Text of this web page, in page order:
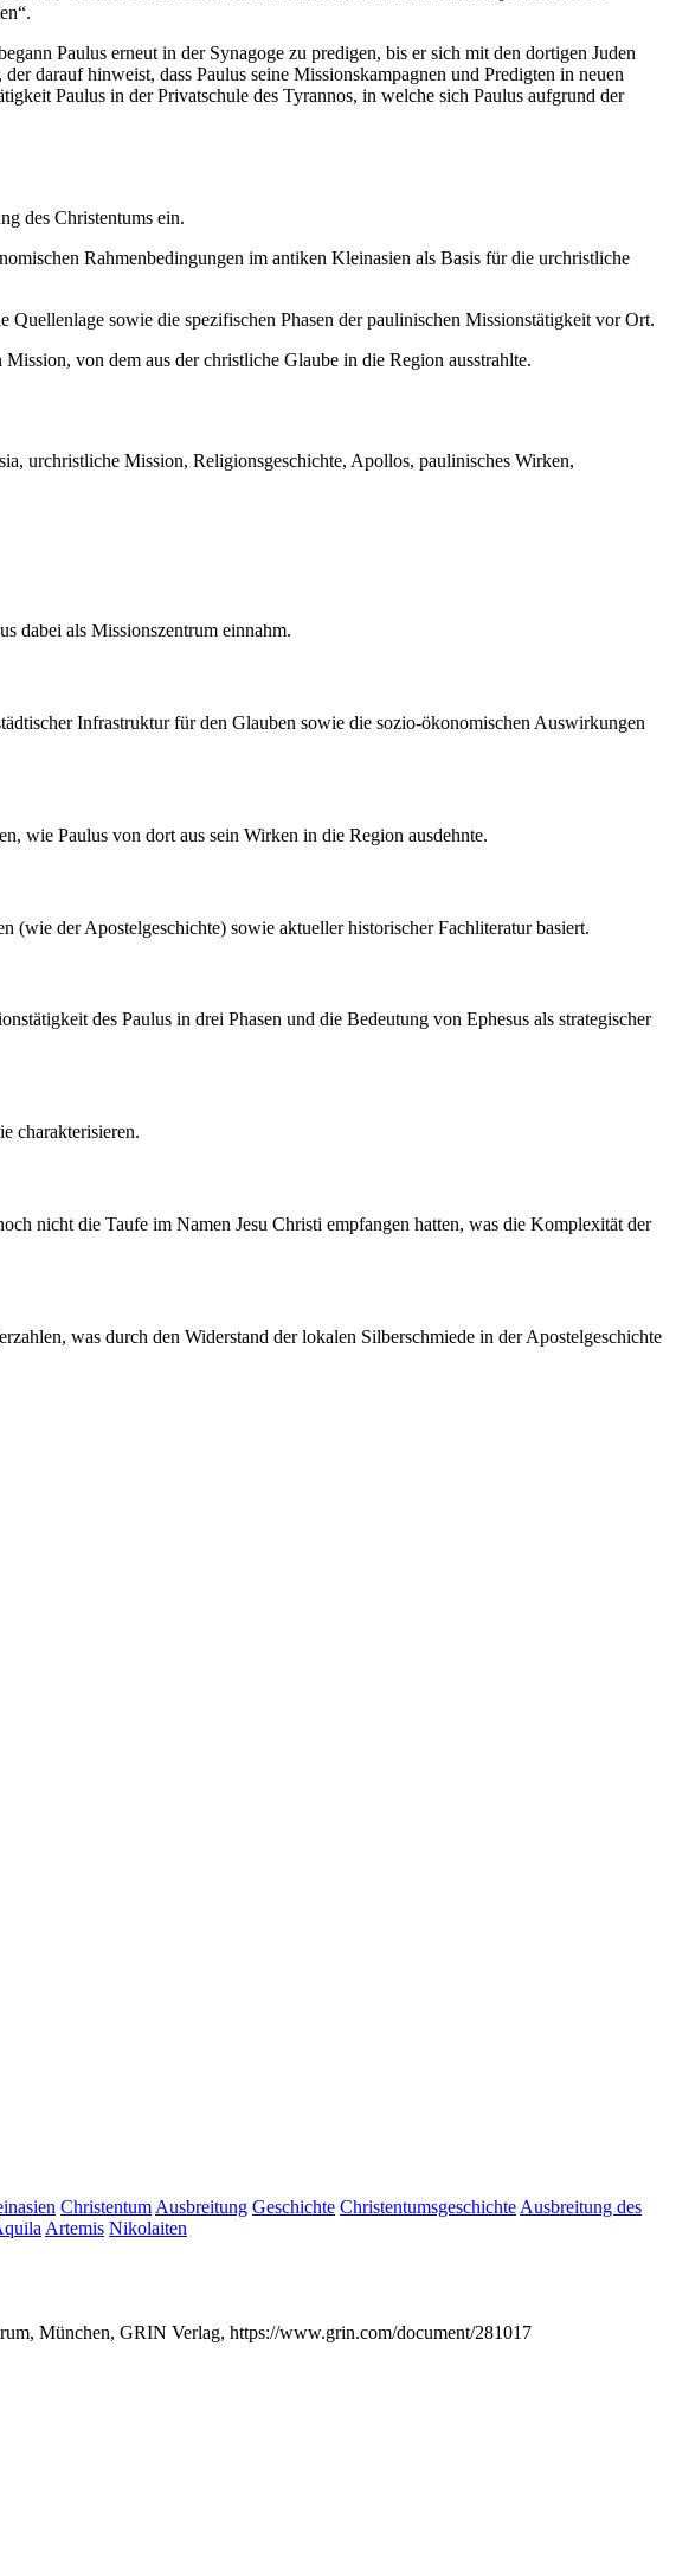
Paulus erneut in der Synagoge zu predigen, bis er sich mit den dortigen Juden
darauf hinweist, dass Paulus seine Missionskampagnen und Predigten in neuen
Paulus in der Privatschule des Tyrannos, in welche sich Paulus aufgrund der
des Christentums ein.
Rahmenbedingungen im antiken Kleinasien als Basis für die urchristliche
sowie die spezifischen Phasen der paulinischen Missionstätigkeit vor Ort.
von dem aus der christliche Glaube in die Region ausstrahlte.
urchristliche Mission, Religionsgeschichte, Apollos, paulinisches Wirken,
dabei als Missionszentrum einnahm.
Infrastruktur für den Glauben sowie die sozio-ökonomischen Auswirkungen
wie Paulus von dort aus sein Wirken in die Region ausdehnte.
(wie der Apostelgeschichte) sowie aktueller historischer Fachliteratur basiert.
des Paulus in drei Phasen und die Bedeutung von Ephesus als strategischer
charakterisieren.
nicht die Taufe im Namen Jesu Christi empfangen hatten, was die Komplexität der
was durch den Widerstand der lokalen Silberschmiede in der Apostelgeschichte
Christentum Ausbreitung Geschichte Christentumsgeschichte Ausbreitung des
Artemis Nikolaiten
München, GRIN Verlag, https://www.grin.com/document/281017